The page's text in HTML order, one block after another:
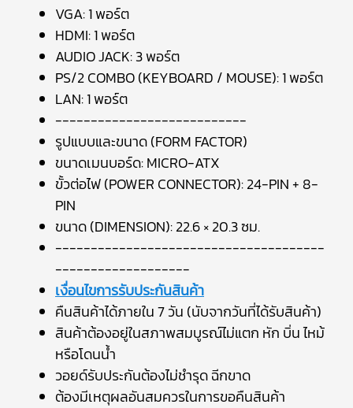
VGA: 1 พอร์ต
HDMI: 1 พอร์ต
AUDIO JACK: 3 พอร์ต
PS/2 COMBO (KEYBOARD / MOUSE): 1 พอร์ต
LAN: 1 พอร์ต
---------------------------
รูปแบบและขนาด (FORM FACTOR)
ขนาดเมนบอร์ด: MICRO-ATX
ขั้วต่อไฟ (POWER CONNECTOR): 24-PIN + 8-
PIN
ขนาด (DIMENSION): 22.6 × 20.3 ซม.
--------------------------------------
-------------------
เงื่อนไขการรับประกันสินค้า
คืนสินค้าได้ภายใน 7 วัน (นับจากวันที่ได้รับสินค้า)
สินค้าต้องอยู่ในสภาพสมบูรณ์ไม่แตก หัก บิ่น ไหม้
หรือโดนน้ำ
วอยด์รับประกันต้องไม่ชำรุด ฉีกขาด
ต้องมีเหตุผลอันสมควรในการขอคืนสินค้า